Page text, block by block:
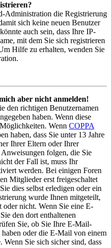
Administration die Registrierung
sich keine neuen Benutzer
auch sein, dass Ihre IP-
mit dem Sie sich registrieren
Hilfe zu erhalten, wenden Sie
aber nicht anmelden!
den richtigen Benutzernamen
haben. Wenn diese
Wenn COPPA
haben, dass Sie unter 13 Jahre
Ihrer Eltern oder Ihrer
folgen, die Sie
der Fall ist, muss Ihr
werden. Bei einigen Foren
Mitglieder erst freigeschaltet
dies selbst erledigen oder ein
wurde Ihnen mitgeteilt,
nicht. Wenn Sie eine E-
den dort enthaltenen
Sie, ob Sie Ihre E-Mail-
oder die E-Mail von einem
Sie sich sicher sind, dass